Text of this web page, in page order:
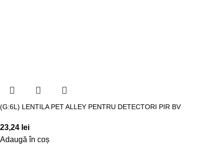
(G:6L) LENTILA PET ALLEY PENTRU DETECTORI PIR BV
23,24 lei
Adaugă în coș